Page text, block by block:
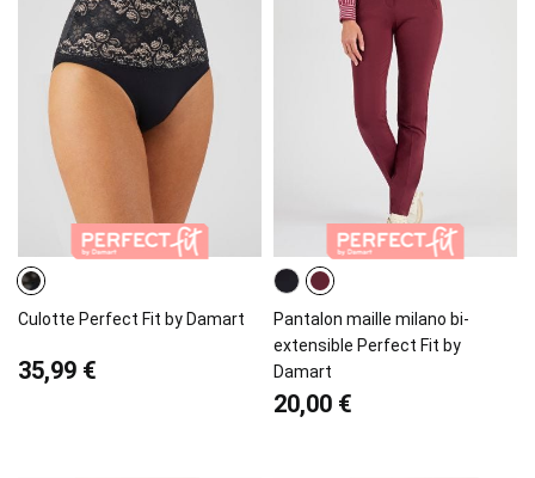
Culotte Perfect Fit by Damart
35,99 €
Pantalon maille milano bi-
extensible Perfect Fit by
Damart
20,00 €